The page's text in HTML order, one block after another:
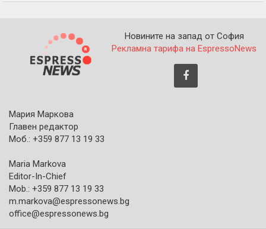
Новините на запад от София
Рекламна тарифа на EspressoNews
Мария Маркова
Главен редактор
Моб.: +359 877 13 19 33
Maria Markova
Editor-In-Chief
Mob.: +359 877 13 19 33
m.markova@espressonews.bg
office@espressonews.bg